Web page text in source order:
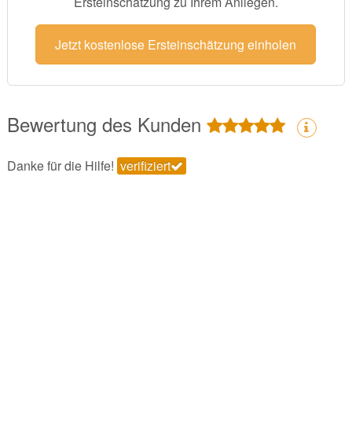
Jetzt kostenlose Ersteinschätzung einholen
Bewertung des Kunden
Danke für die Hilfe! verifiziert